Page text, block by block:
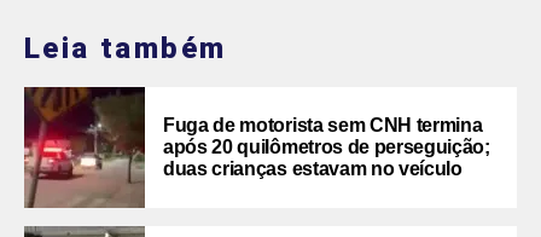
Leia também
Fuga de motorista sem CNH termina
após 20 quilômetros de perseguição;
duas crianças estavam no veículo